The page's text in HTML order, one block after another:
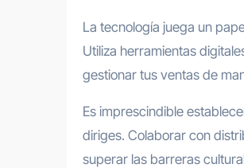
La tecnología juega un
Utiliza herramientas
gestionar tus ventas de
Es imprescindible
diriges. Colaborar con
superar las barreras